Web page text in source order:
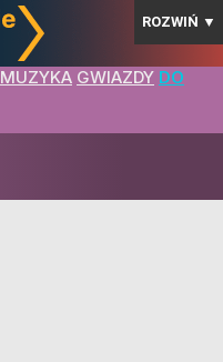
ROZWIŃ ▼
MUZYKA GWIAZDY DO